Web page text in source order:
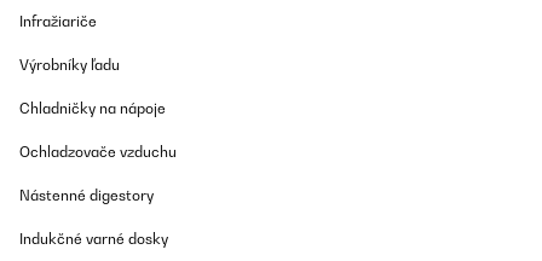
Infražiariče
Výrobníky ľadu
Chladničky na nápoje
Ochladzovače vzduchu
Nástenné digestory
Indukčné varné dosky